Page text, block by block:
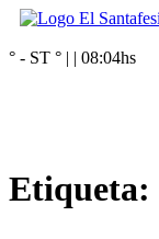
° - ST ° | | 08:04hs
Etiqueta: